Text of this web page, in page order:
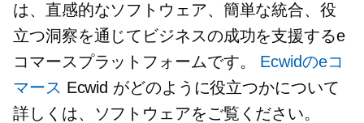
は、直感的なソフトウェア、簡単な統合、役
立つ洞察を通じてビジネスの成功を支援するe
コマースプラットフォームです。 Ecwidのeコ
マース Ecwid がどのように役立つかについて
詳しくは、ソフトウェアをご覧ください。